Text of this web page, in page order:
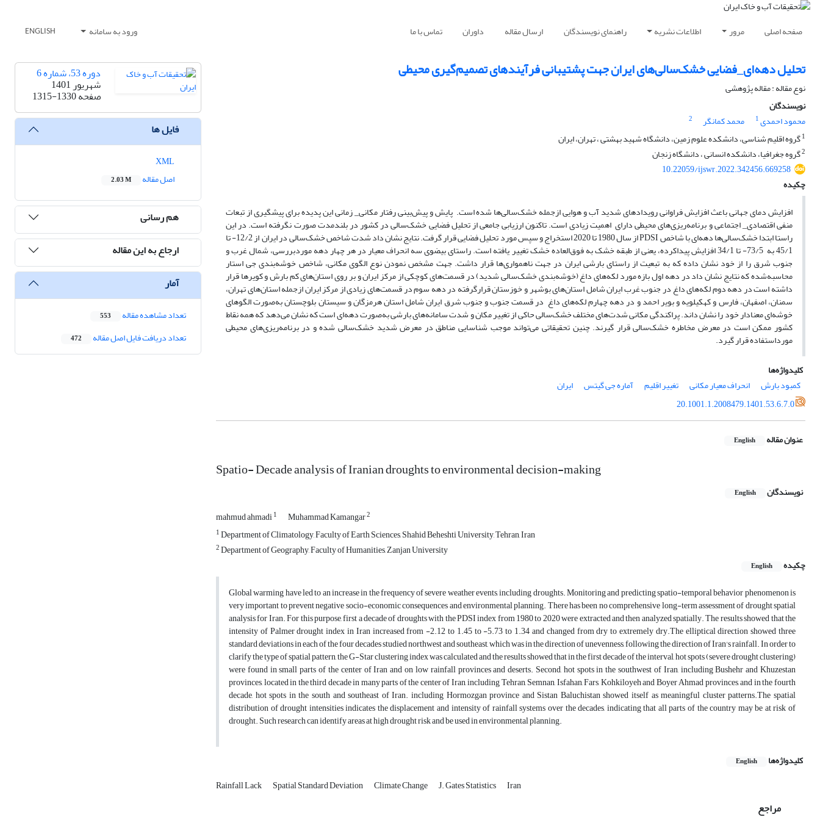
صفحه اصلی مرور اطلاعات نشریه راهنمای نویسندگان ارسال مقاله داوران تماس با ما ورود به سامانه ENGLISH
تحلیل دهه‌ای_فضایی خشک‌سالی‌های ایران جهت پشتیبانی فرآیندهای تصمیم‌گیری محیطی
نوع مقاله : مقاله پژوهشی
نویسندگان
محمود احمدی1 محمد کمانگر
2
1گروه اقلیم شناسی، دانشکده علوم زمین، دانشگاه شهید بهشتی ، تهران، ایران
2گروه جغرافیا، دانشکده انسانی ، دانشگاه زنجان
10.22059/ijswr.2022.342456.669258
چکیده
افزایش دمای جهانی باعث افزایش فراوانی رویدادهای شدید آب و هوایی ازجمله خشک‌سالی‌ها شده است. پایش و پیش‌بینی رفتار مکانی_ زمانی این پدیده برای پیشگیری از تبعات
منفی اقتصادی_ اجتماعی و برنامه‌ریزی‌های محیطی دارای اهمیت زیادی است. تاکنون ارزیابی جامعی از تحلیل فضایی خشک‌سالی در کشور در بلندمدت صورت نگرفته است. در این
راستا ابتدا خشک‌سالی‌ها دهه‌ای با شاخص PDSI از سال 1980 تا 2020 استخراج و سپس مورد تحلیل فضایی قرار گرفت. نتایج نشان داد شدت شاخص خشک‌سالی در ایران از 12/2- تا
45/1 به 73/5- تا 34/1 افزایش پیداکرده، یعنی از طبقه خشک به فوق‌العاده خشک تغییر یافته است. راستای بیضوی سه انحراف معیار در هر چهار دهه موردبررسی، شمال غرب و
جنوب شرق را از خود نشان داده که به تبعیت از راستای بارشی ایران در جهت ناهمواری‌ها قرار داشت. جهت مشخص نمودن نوع الگوی مکانی، شاخص خوشه‌بندی جی استار
محاسبه‌شده که نتایج نشان داد در دهه اول بازه مورد لکه‌های داغ (خوشه‌بندی خشک‌سالی شدید) در قسمت‌های کوچکی از مرکز ایران و بر روی استان‌های کم بارش و کویرها قرار
داشته است در دهه دوم لکه‌های داغ در جنوب غرب ایران شامل استان‌های بوشهر و خوزستان قرارگرفته در دهه سوم در قسمت‌های زیادی از مرکز ایران ازجمله استان‌های تهران،
سمنان، اصفهان، فارس و کهکیلویه و بویر احمد و در دهه چهارم لکه‌های داغ در قسمت جنوب و جنوب شرق ایران شامل استان هرمزگان و سیستان بلوچستان به‌صورت الگوهای
خوشه‌ای معنادار خود را نشان داند. پراکندگی مکانی شدت‌های مختلف خشک‌سالی حاکی از تغییر مکان و شدت سامانه‌های بارشی به‌صورت دهه‌ای است که نشان می‌دهد که همه نقاط
کشور ممکن است در معرض مخاطره خشک‌سالی قرار گیرند. چنین تحقیقاتی می‌تواند موجب شناسایی مناطق در معرض شدید خشک‌سالی شده و در برنامه‌ریزی‌های محیطی
مورداستفاده قرار گیرد.
کلیدواژه‌ها
کمبود بارش
انحراف معیار مکانی تغییر اقلیم آماره جی گیتس
ایران
20.1001.1.2008479.1401.53.6.7.0
عنوان مقاله English
Spatio- Decade analysis of Iranian droughts to environmental decision-making
نویسندگان English
mahmud ahmadi1 Muhammad Kamangar2
1Department of Climatology, Faculty of Earth Sciences, Shahid Beheshti University, Tehran, Iran
2Department of Geography, Faculty of Humanities, Zanjan University
چکیده
English
Global warming have led to an increase in the frequency of severe weather events, including droughts. Monitoring and predicting spatio-temporal behavior phenomenon is
very important to prevent negative socio-economic consequences and environmental planning. There has been no comprehensive long-term assessment of drought spatial
analysis for Iran. For this purpose, first a decade of droughts with the PDSI index from 1980 to 2020 were extracted and then analyzed spatially. The results showed that the
intensity of Palmer drought index in Iran increased from -2.12 to 1.45 to -5.73 to 1.34 and changed from dry to extremely dry.The elliptical direction showed three
standard deviations in each of the four decades studied northwest and southeast, which was in the direction of unevenness, following the direction of Iran's rainfall. In order to
clarify the type of spatial pattern, the G-Star clustering index was calculated and the results showed that in the first decade of the interval, hot spots (severe drought clustering)
were found in small parts of the center of Iran and on low rainfall provinces and deserts. Second, hot spots in the southwest of Iran, including Bushehr and Khuzestan
provinces, located in the third decade in many parts of the center of Iran, including Tehran, Semnan, Isfahan, Fars, Kohkiloyeh and Boyer Ahmad provinces, and in the fourth
decade, hot spots in the south and southeast of Iran. including Hormozgan province and Sistan Baluchistan showed itself as meaningful cluster patterns.The spatial
distribution of drought intensities indicates the displacement and intensity of rainfall systems over the decades, indicating that all parts of the country may be at risk of
drought. Such research can identify areas at high drought risk and be used in environmental planning.
کلیدواژه‌ها English
Rainfall Lack Spatial Standard Deviation Climate Change J. Gates Statistics Iran
مراجع
دوره 53، شماره 6
شهریور 1401
صفحه1315-1330
فایل ها
اصل مقاله
2.03 M
هم رسانی
ارجاع به این مقاله
آمار
تعداد مشاهده مقاله 553
تعداد دریافت فایل اصل مقاله 472